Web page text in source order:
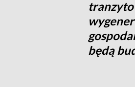
będą